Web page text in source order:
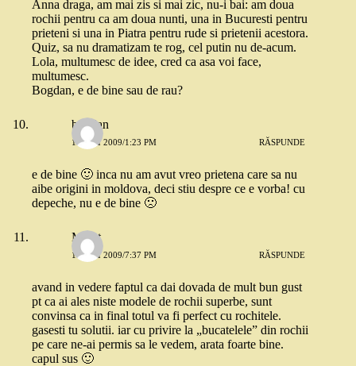
Anna draga, am mai zis si mai zic, nu-i bai: am doua
rochii pentru ca am doua nunti, una in Bucuresti pentru
prieteni si una in Piatra pentru rude si prietenii acestora.
Quiz, sa nu dramatizam te rog, cel putin nu de-acum.
Lola, multumesc de idee, cred ca asa voi face,
multumesc.
Bogdan, e de bine sau de rau?
bogdan
16 MAI 2009/1:23 PM RĂSPUNDE
e de bine 🙂 inca nu am avut vreo prietena care sa nu
aibe origini in moldova, deci stiu despre ce e vorba! cu
depeche, nu e de bine 🙁
Merat
16 MAI 2009/7:37 PM RĂSPUNDE
avand in vedere faptul ca dai dovada de mult bun gust
pt ca ai ales niste modele de rochii superbe, sunt
convinsa ca in final totul va fi perfect cu rochitele.
gasesti tu solutii. iar cu privire la „bucatelele” din rochii
pe care ne-ai permis sa le vedem, arata foarte bine.
capul sus 🙂